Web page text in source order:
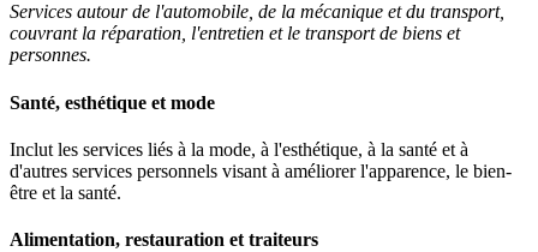
Services autour de l'automobile, de la mécanique et du transport,
couvrant la réparation, l'entretien et le transport de biens et
personnes.
Santé, esthétique et mode
Inclut les services liés à la mode, à l'esthétique, à la santé et à
d'autres services personnels visant à améliorer l'apparence, le bien-
être et la santé.
Alimentation, restauration et traiteurs